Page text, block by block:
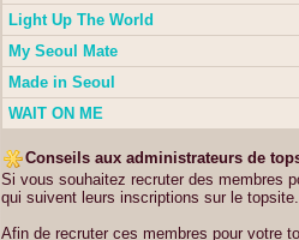
Light Up The World
My Seoul Mate
Made in Seoul
WAIT ON ME
Conseils aux administrateurs de
Si vous souhaitez recruter des membres
qui suivent leurs inscriptions sur le topsite.
Afin de recruter ces membres pour votre